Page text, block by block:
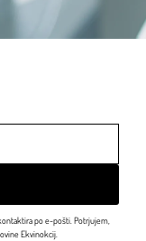
po e-pošti. Potrjujem,
Ekvinokcij.